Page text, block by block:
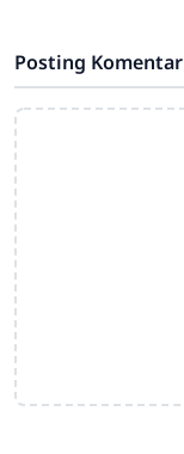
Posting Komentar